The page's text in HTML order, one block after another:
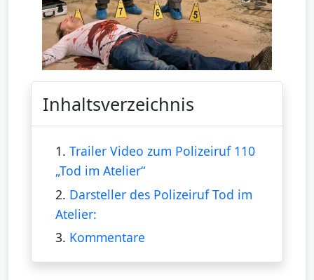
Inhaltsverzeichnis
1. Trailer Video zum Polizeiruf 110
„Tod im Atelier“
2. Darsteller des Polizeiruf Tod im
Atelier:
3. Kommentare